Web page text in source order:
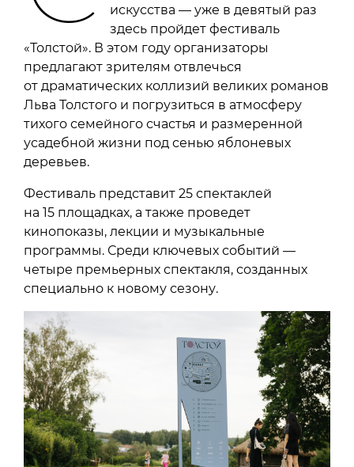
искусства — уже в девятый раз
здесь пройдет фестиваль
«Толстой». В этом году организаторы
предлагают зрителям отвлечься
от драматических коллизий великих романов
Льва Толстого и погрузиться в атмосферу
тихого семейного счастья и размеренной
усадебной жизни под сенью яблоневых
деревьев.
Фестиваль представит 25 спектаклей
на 15 площадках, а также проведет
кинопоказы, лекции и музыкальные
программы. Среди ключевых событий —
четыре премьерных спектакля, созданных
специально к новому сезону.